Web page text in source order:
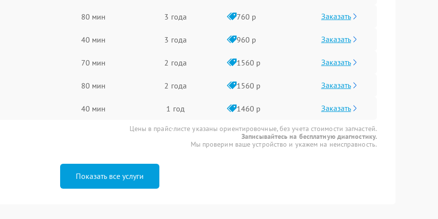
80 мин 3 года 760 р Заказать
40 мин 3 года 960 р Заказать
70 мин 2 года 1560 р Заказать
80 мин 2 года 1560 р Заказать
40 мин 1 год 1460 р Заказать
Цены в прайс-листе указаны ориентировочные, без учета стоимости запчастей.
Записывайтесь на бесплатную диагностику.
Мы проверим ваше устройство и укажем на неисправность.
Показать все услуги